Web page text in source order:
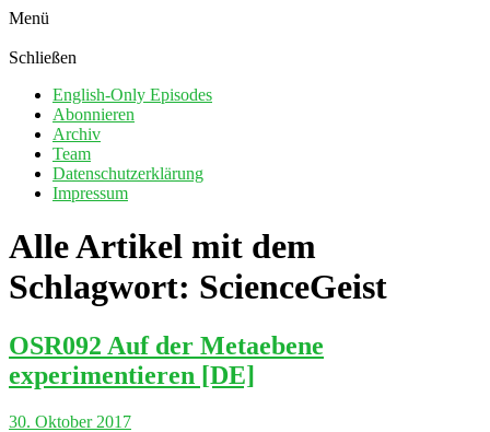
Menü
Schließen
English-Only Episodes
Abonnieren
Archiv
Team
Datenschutzerklärung
Impressum
Alle Artikel mit dem
Schlagwort: ScienceGeist
OSR092 Auf der Metaebene
experimentieren [DE]
30. Oktober 2017